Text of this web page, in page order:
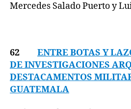
Mercedes Salado Puerto y
62 ENTRE BOTAS Y
DE INVESTIGACIONES
DESTACAMENTOS
GUATEMALA